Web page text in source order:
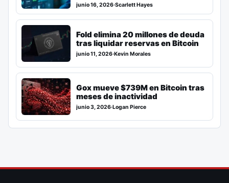
junio 16, 2026·Scarlett Hayes
Fold elimina 20 millones de deuda
tras liquidar reservas en Bitcoin
junio 11, 2026·Kevin Morales
Gox mueve $739M en Bitcoin tras
meses de inactividad
junio 3, 2026·Logan Pierce